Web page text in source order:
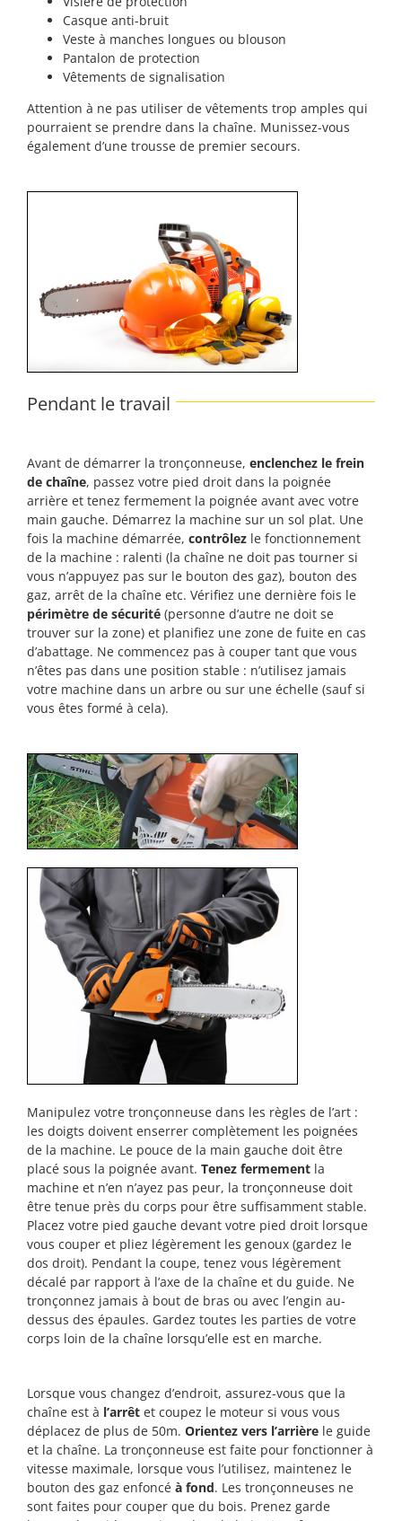
Casque anti-bruit
Veste à manches longues ou blouson
Pantalon de protection
Vêtements de signalisation
Attention à ne pas utiliser de vêtements trop amples qui
pourraient se prendre dans la chaîne. Munissez-vous
également d’une trousse de premier secours.
Pendant le travail
Avant de démarrer la tronçonneuse, enclenchez le frein
de chaîne, passez votre pied droit dans la poignée
arrière et tenez fermement la poignée avant avec votre
main gauche. Démarrez la machine sur un sol plat. Une
fois la machine démarrée, contrôlez le fonctionnement
de la machine : ralenti (la chaîne ne doit pas tourner si
vous n’appuyez pas sur le bouton des gaz), bouton des
gaz, arrêt de la chaîne etc. Vérifiez une dernière fois le
périmètre de sécurité (personne d’autre ne doit se
trouver sur la zone) et planifiez une zone de fuite en cas
d’abattage. Ne commencez pas à couper tant que vous
n’êtes pas dans une position stable : n’utilisez jamais
votre machine dans un arbre ou sur une échelle (sauf si
vous êtes formé à cela).
Manipulez votre tronçonneuse dans les règles de l’art :
les doigts doivent enserrer complètement les poignées
de la machine. Le pouce de la main gauche doit être
placé sous la poignée avant. Tenez fermement la
machine et n’en n’ayez pas peur, la tronçonneuse doit
être tenue près du corps pour être suffisamment stable.
Placez votre pied gauche devant votre pied droit lorsque
vous couper et pliez légèrement les genoux (gardez le
dos droit). Pendant la coupe, tenez vous légèrement
décalé par rapport à l’axe de la chaîne et du guide. Ne
tronçonnez jamais à bout de bras ou avec l’engin au-
dessus des épaules. Gardez toutes les parties de votre
corps loin de la chaîne lorsqu’elle est en marche.
Lorsque vous changez d’endroit, assurez-vous que la
chaîne est à l’arrêt et coupez le moteur si vous vous
déplacez de plus de 50m. Orientez vers l’arrière le guide
et la chaîne. La tronçonneuse est faite pour fonctionner à
vitesse maximale, lorsque vous l’utilisez, maintenez le
bouton des gaz enfoncé à fond. Les tronçonneuses ne
sont faites pour couper que du bois. Prenez garde